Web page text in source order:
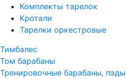
Комплекты тарелок
Кротали
Тарелки оркестровые
Тимбалес
Том барабаны
Тренировочные барабаны, пэды